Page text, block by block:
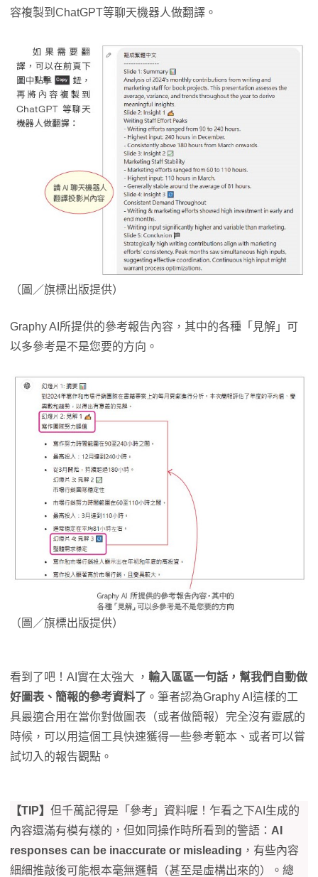
容複製到ChatGPT等聊天機器人做翻譯。
（圖／旗標出版提供）
Graphy AI所提供的參考報告內容，其中的各種「見解」可
以多參考是不是您要的方向。
（圖／旗標出版提供）
看到了吧！AI實在太強大 ， 輸入區區一句話，幫我們自動做
好圖表、簡報的參考資料了 。筆者認為Graphy AI這樣的工
具最適合用在當你對做圖表（或者做簡報）完全沒有靈感的
時候，可以用這個工具快速獲得一些參考範本、或者可以嘗
試切入的報告觀點。
【TIP】 但千萬記得是「參考」資料喔！乍看之下AI生成的
內容還滿有模有樣的，但如同操作時所看到的警語： AI
responses can be inaccurate or misleading ，有些內容
細細推敲後可能根本毫無邏輯（甚至是虛構出來的）。總